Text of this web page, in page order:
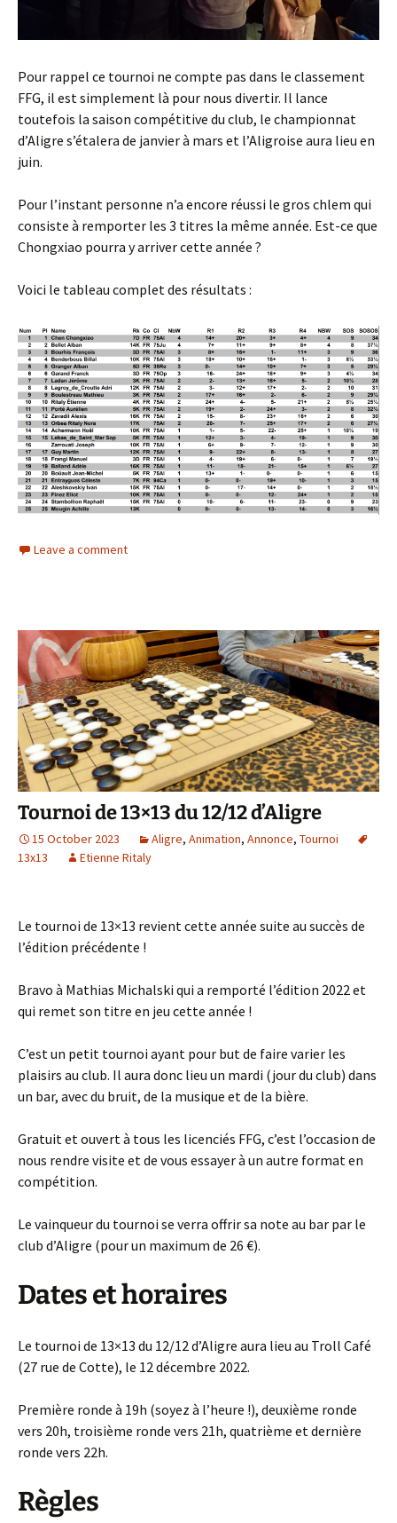
Pour rappel ce tournoi ne compte pas dans le classement
FFG, il est simplement là pour nous divertir. Il lance
toutefois la saison compétitive du club, le championnat
d’Aligre s’étalera de janvier à mars et l’Aligroise aura lieu en
juin.
Pour l’instant personne n’a encore réussi le gros chlem qui
consiste à remporter les 3 titres la même année. Est-ce que
Chongxiao pourra y arriver cette année ?
Voici le tableau complet des résultats :
Leave a comment
Tournoi de 13×13 du 12/12 d’Aligre
15 October 2023 Aligre, Animation, Annonce, Tournoi
13x13
Etienne Ritaly
Le tournoi de 13×13 revient cette année suite au succès de
l’édition précédente !
Bravo à Mathias Michalski qui a remporté l’édition 2022 et
qui remet son titre en jeu cette année !
C’est un petit tournoi ayant pour but de faire varier les
plaisirs au club. Il aura donc lieu un mardi (jour du club) dans
un bar, avec du bruit, de la musique et de la bière.
Gratuit et ouvert à tous les licenciés FFG, c’est l’occasion de
nous rendre visite et de vous essayer à un autre format en
compétition.
Le vainqueur du tournoi se verra offrir sa note au bar par le
club d’Aligre (pour un maximum de 26 €).
Dates et horaires
Le tournoi de 13×13 du 12/12 d’Aligre aura lieu au Troll Café
(27 rue de Cotte), le 12 décembre 2022.
Première ronde à 19h (soyez à l’heure !), deuxième ronde
vers 20h, troisième ronde vers 21h, quatrième et dernière
ronde vers 22h.
Règles